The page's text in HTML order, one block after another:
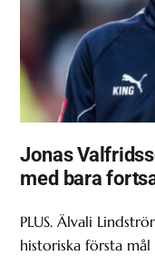
Jonas
med bara
PLUS. Älvali
historiska första mål